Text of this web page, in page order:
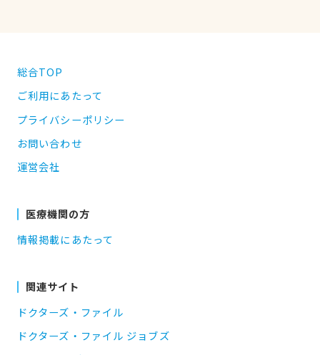
総合TOP
ご利用にあたって
プライバシーポリシー
お問い合わせ
運営会社
医療機関の方
情報掲載にあたって
関連サイト
ドクターズ・ファイル
ドクターズ・ファイル ジョブズ